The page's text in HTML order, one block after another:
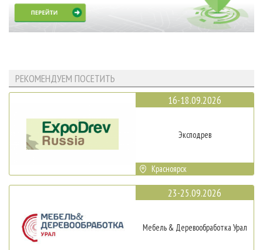
РЕКОМЕНДУЕМ ПОСЕТИТЬ
16-18.09.2026
Эксподрев
Красноярск
23-25.09.2026
Мебель & Деревообработка Урал